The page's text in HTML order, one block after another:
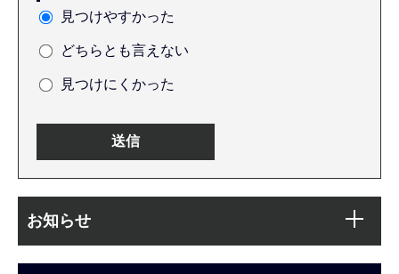
見つけやすかった
どちらとも言えない
見つけにくかった
文
こ
ブ
お知らせ